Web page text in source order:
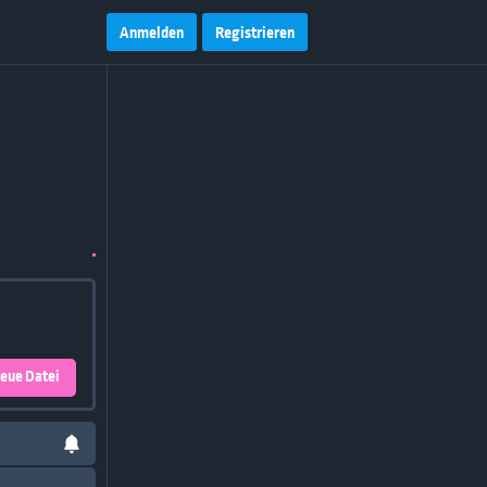
Anmelden Registrieren
Datei